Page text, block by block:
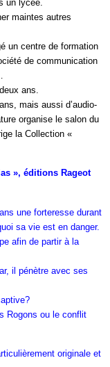
un lycée.
maintes autres
un centre de formation
de communication
ans.
mais aussi d’audio-
organise le salon du
la Collection «
», éditions Rageot
une forteresse durant
sa vie est en danger.
afin de partir à la
il pénètre avec ses
Rogons ou le conflit
originale et